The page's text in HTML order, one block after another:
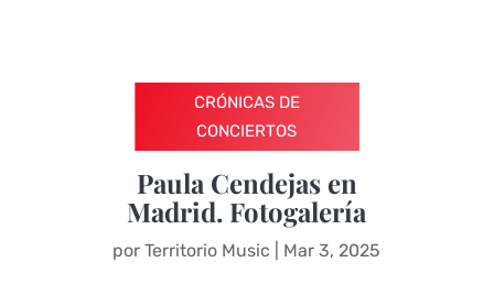
CRÓNICAS DE
CONCIERTOS
Paula Cendejas en
Madrid. Fotogalería
porTerritorio Music Mar 3, 2025